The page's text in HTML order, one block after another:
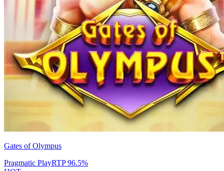
Gates of Olympus
Pragmatic PlayRTP96.5%